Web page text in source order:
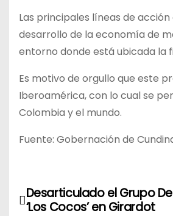
Las principales líneas de
desarrollo de la economía de
entorno donde está ubicada la
Es motivo de orgullo que este
Iberoamérica, con lo cual se
Colombia y el mundo.
Fuente: Gobernación de
NDesarticulado el Grupo
‘Los Cocos’ en Girardot